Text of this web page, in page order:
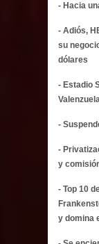
- Hacia
- Adiós,
su
dólares
- Estadio
-
-
y
- Top 10
y domina